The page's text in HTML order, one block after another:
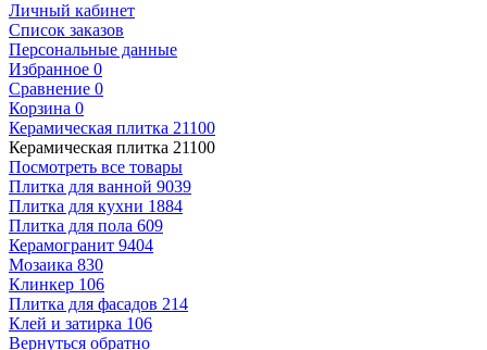
Личный кабинет
Список заказов
Персональные данные
Избранное 0
Сравнение 0
Корзина 0
Керамическая плитка 21100
Керамическая плитка 21100
Посмотреть все товары
Плитка для ванной 9039
Плитка для кухни 1884
Плитка для пола 609
Керамогранит 9404
Мозаика 830
Клинкер 106
Плитка для фасадов 214
Клей и затирка 106
Вернуться обратно